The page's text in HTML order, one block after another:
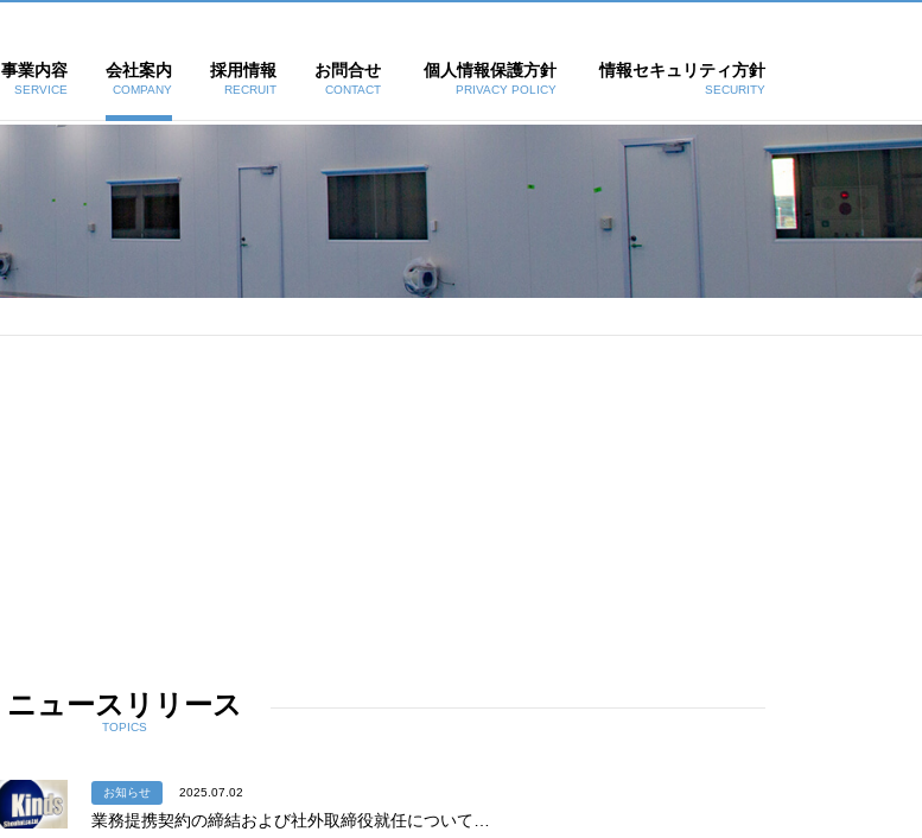
事業内容
SERVICE
会社案内
COMPANY
採用情報
RECRUIT
お問合せ
CONTACT
個人情報保護方針
PRIVACY POLICY
情報セキュリティ方針
SECURITY
ニュースリリース
TOPICS
お知らせ 2025.07.02
業務提携契約の締結および社外取締役就任について…